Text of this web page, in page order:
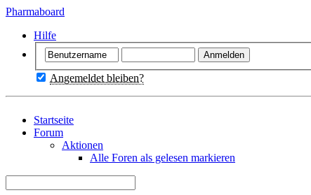
Pharmaboard
Hilfe
Angemeldet bleiben?
Startseite
Forum
Aktionen
Alle Foren als gelesen markieren